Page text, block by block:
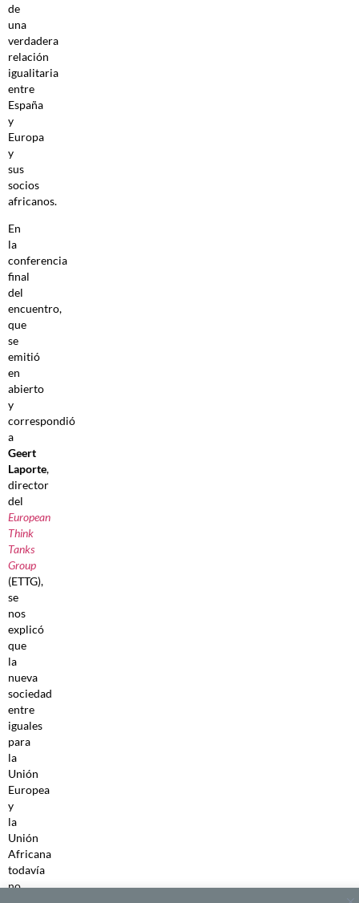
de
una
verdadera
relación
igualitaria
entre
España
y
Europa
y
sus
socios
africanos.
En
la
conferencia
final
del
encuentro,
que
se
emitió
en
abierto
y
correspondió
a
Geert
Laporte,
director
del
European
Think
Tanks
Group
(ETTG),
se
nos
explicó
que
la
nueva
sociedad
entre
iguales
para
la
Unión
Europea
y
la
Unión
Africana
todavía
no